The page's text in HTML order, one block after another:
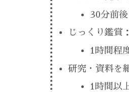
30分前後
じっくり鑑賞：
1時間程
研究・資料を
1時間以